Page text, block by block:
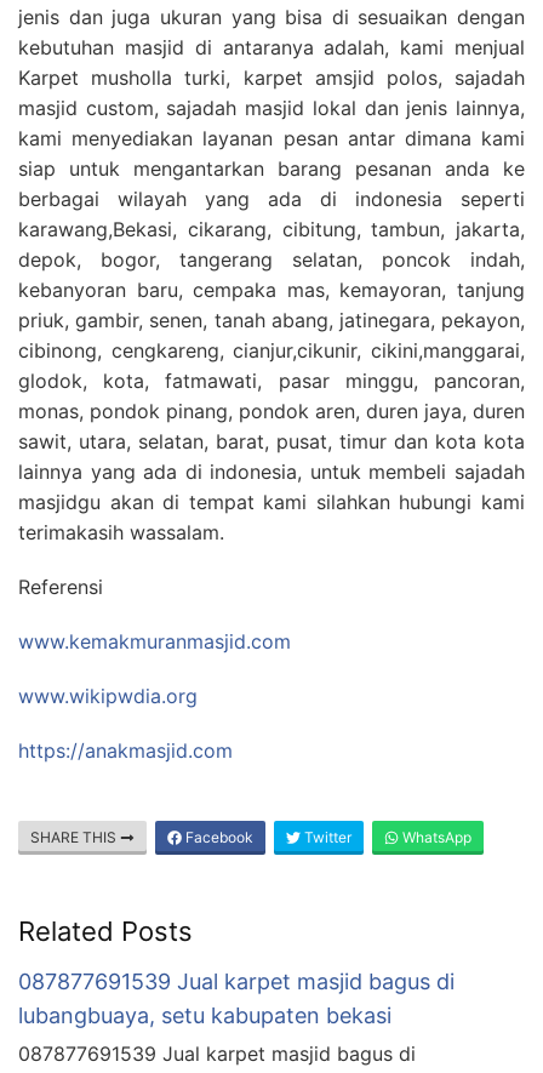
jenis dan juga ukuran yang bisa di sesuaikan dengan
kebutuhan masjid di antaranya adalah, kami menjual
Karpet musholla turki, karpet amsjid polos, sajadah
masjid custom, sajadah masjid lokal dan jenis lainnya,
kami menyediakan layanan pesan antar dimana kami
siap untuk mengantarkan barang pesanan anda ke
berbagai wilayah yang ada di indonesia seperti
karawang,Bekasi, cikarang, cibitung, tambun, jakarta,
depok, bogor, tangerang selatan, poncok indah,
kebanyoran baru, cempaka mas, kemayoran, tanjung
priuk, gambir, senen, tanah abang, jatinegara, pekayon,
cibinong, cengkareng, cianjur,cikunir, cikini,manggarai,
glodok, kota, fatmawati, pasar minggu, pancoran,
monas, pondok pinang, pondok aren, duren jaya, duren
sawit, utara, selatan, barat, pusat, timur dan kota kota
lainnya yang ada di indonesia, untuk membeli sajadah
masjidgu akan di tempat kami silahkan hubungi kami
terimakasih wassalam.
Referensi
www.kemakmuranmasjid.com
www.wikipwdia.org
https://anakmasjid.com
SHARE THIS Facebook Twitter WhatsApp
Related Posts
087877691539 Jual karpet masjid bagus di
lubangbuaya, setu kabupaten bekasi
087877691539 Jual karpet masjid bagus di